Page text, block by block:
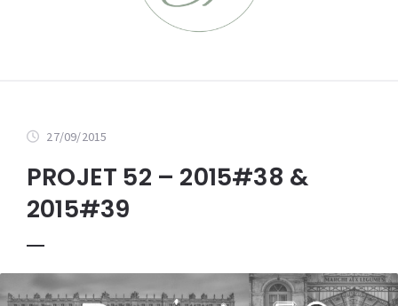
27/09/2015
PROJET 52 – 2015#38 &
2015#39